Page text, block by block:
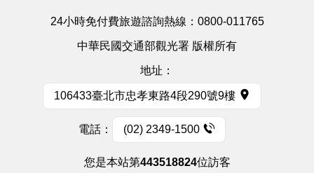
24小時免付費旅遊諮詢熱線： 0800-011765
中華民國交通部觀光署 版權所有
地址：
106433臺北市忠孝東路4段290號9樓
電話： (02) 2349-1500
您是本站第443518824位訪客